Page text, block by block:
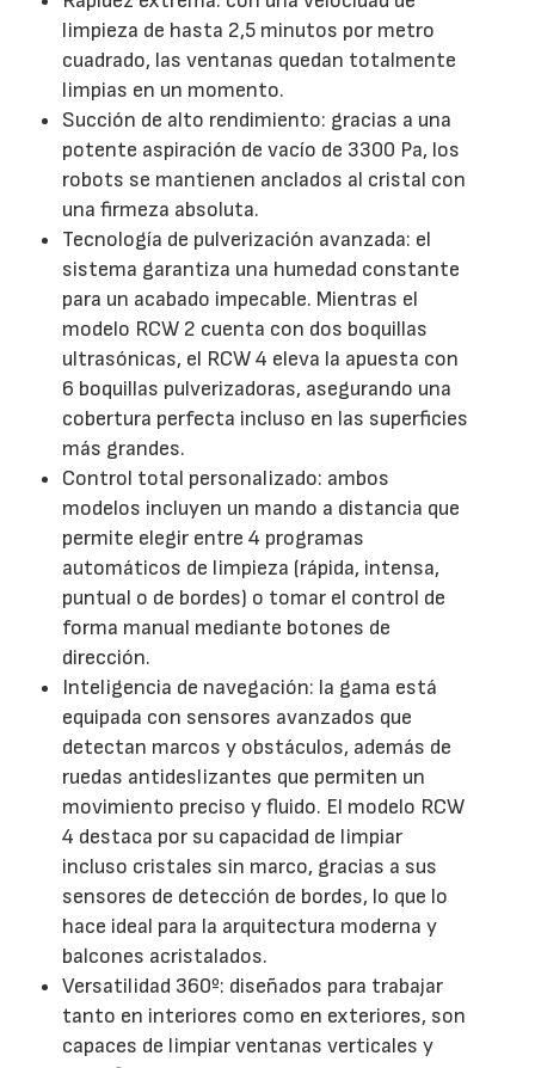
limpieza de hasta 2,5 minutos por metro
cuadrado, las ventanas quedan totalmente
limpias en un momento.
Succión de alto rendimiento: gracias a una
potente aspiración de vacío de 3300 Pa, los
robots se mantienen anclados al cristal con
una firmeza absoluta.
Tecnología de pulverización avanzada: el
sistema garantiza una humedad constante
para un acabado impecable. Mientras el
modelo RCW 2 cuenta con dos boquillas
ultrasónicas, el RCW 4 eleva la apuesta con
6 boquillas pulverizadoras, asegurando una
cobertura perfecta incluso en las superficies
más grandes.
Control total personalizado: ambos
modelos incluyen un mando a distancia que
permite elegir entre 4 programas
automáticos de limpieza (rápida, intensa,
puntual o de bordes) o tomar el control de
forma manual mediante botones de
dirección.
Inteligencia de navegación: la gama está
equipada con sensores avanzados que
detectan marcos y obstáculos, además de
ruedas antideslizantes que permiten un
movimiento preciso y fluido. El modelo RCW
4 destaca por su capacidad de limpiar
incluso cristales sin marco, gracias a sus
sensores de detección de bordes, lo que lo
hace ideal para la arquitectura moderna y
balcones acristalados.
Versatilidad 360º: diseñados para trabajar
tanto en interiores como en exteriores, son
capaces de limpiar ventanas verticales y